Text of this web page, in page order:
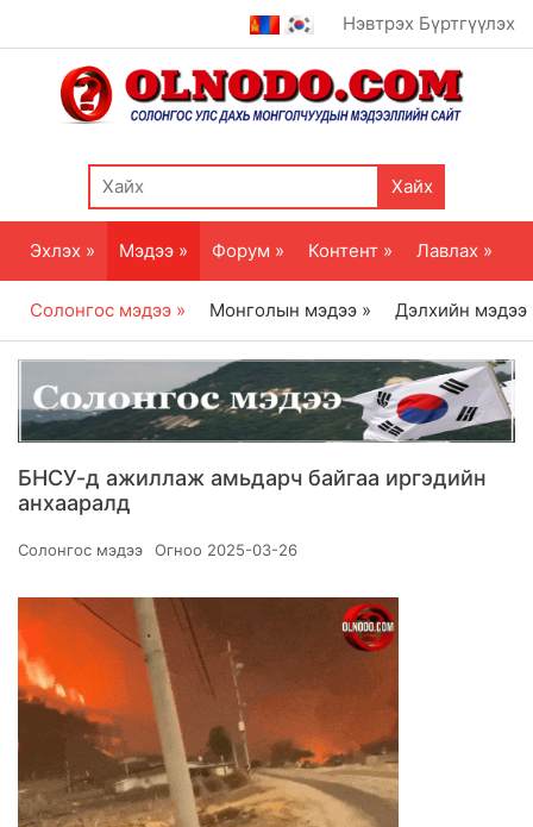
Нэвтрэх Бүртгүүлэх
Хайх
Эхлэх » Мэдээ » Форум » Контент » Лавлах »
Солонгос мэдээ » Монголын мэдээ » Дэлхийн мэдээ
БНСУ-д ажиллаж амьдарч байгаа иргэдийн
анхааралд
Солонгос мэдээ Огноо 2025-03-26